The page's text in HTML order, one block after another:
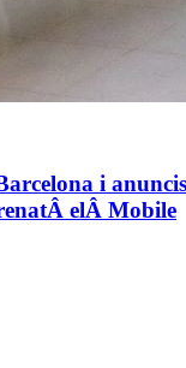
i
elÂ Mobile